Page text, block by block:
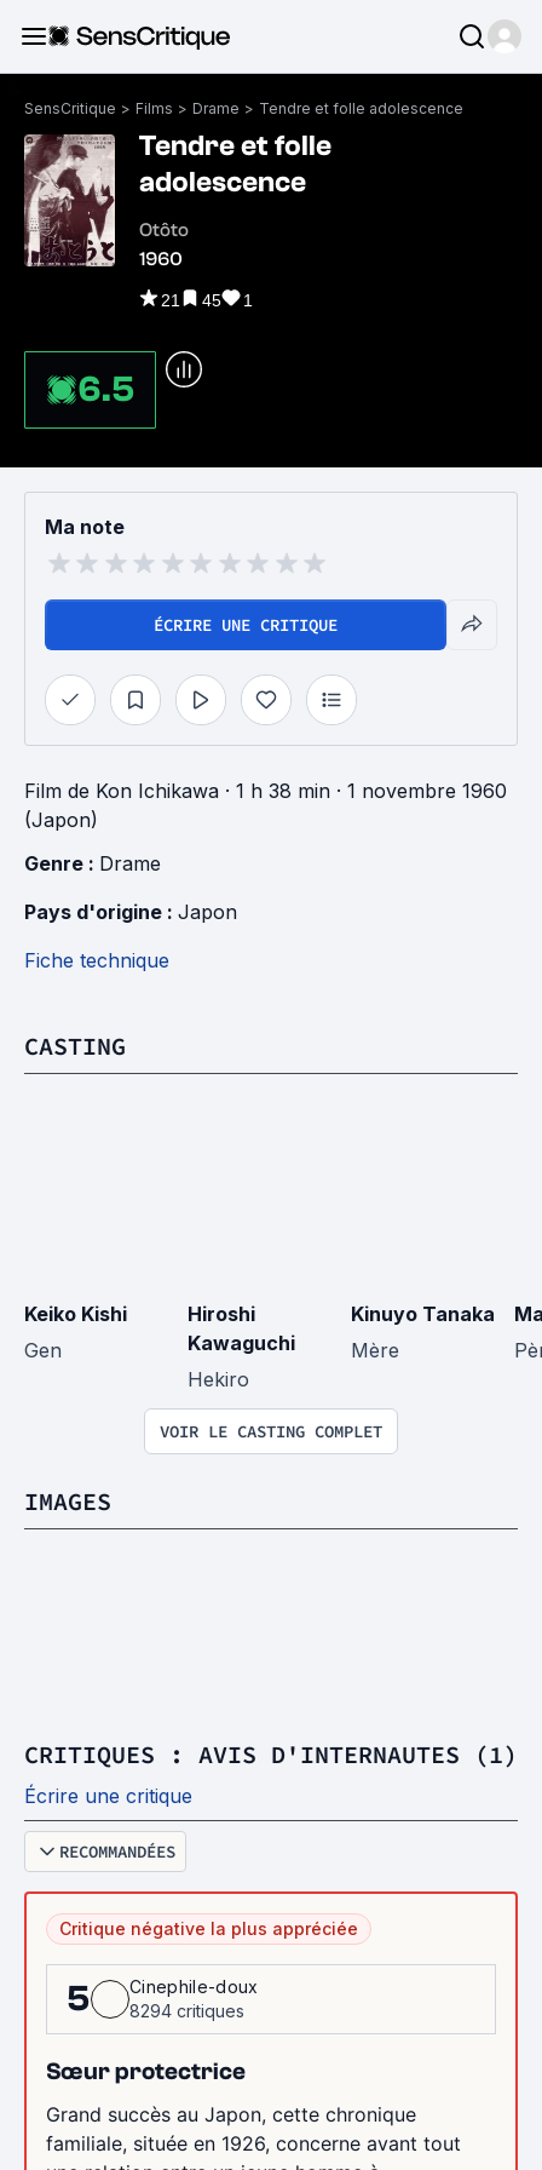
SensCritique > Films > Drame > Tendre et folle adolescence
Tendre et folle
adolescence
Otôto
1960
21 45 1
6.5
Ma note
ÉCRIRE UNE CRITIQUE
Film de Kon Ichikawa · 1 h 38 min · 1 novembre 1960
(Japon)
Genre : Drame
Pays d'origine : Japon
Fiche technique
CASTING
Keiko Kishi
Gen
Hiroshi
Kawaguchi
Hekiro
Kinuyo Tanaka
Mère
VOIR LE CASTING COMPLET
IMAGES
CRITIQUES : AVIS D'INTERNAUTES (1)
Écrire une critique
RECOMMANDÉES
Critique négative la plus appréciée
5
Cinephile-doux
8294 critiques
Sœur protectrice
Grand succès au Japon, cette chronique
familiale, située en 1926, concerne avant tout